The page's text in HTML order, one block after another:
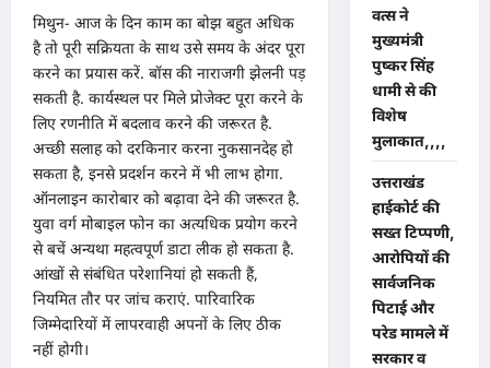
मिथुन- आज के दिन काम का बोझ बहुत अधिक
है तो पूरी सक्रियता के साथ उसे समय के अंदर पूरा
करने का प्रयास करें. बॉस की नाराजगी झेलनी पड़
सकती है. कार्यस्थल पर मिले प्रोजेक्ट पूरा करने के
लिए रणनीति में बदलाव करने की जरूरत है.
अच्छी सलाह को दरकिनार करना नुकसानदेह हो
सकता है, इनसे प्रदर्शन करने में भी लाभ होगा.
ऑनलाइन कारोबार को बढ़ावा देने की जरूरत है.
युवा वर्ग मोबाइल फोन का अत्यधिक प्रयोग करने
से बचें अन्यथा महत्वपूर्ण डाटा लीक हो सकता है.
आंखों से संबंधित परेशानियां हो सकती हैं,
नियमित तौर पर जांच कराएं. पारिवारिक
जिम्मेदारियों में लापरवाही अपनों के लिए ठीक
नहीं होगी।
वत्स ने
मुख्यमंत्री
पुष्कर सिंह
धामी से की
विशेष
मुलाकात,,,,
उत्तराखंड
हाईकोर्ट की
सख्त टिप्पणी,
आरोपियों की
सार्वजनिक
पिटाई और
परेड मामले में
सरकार व